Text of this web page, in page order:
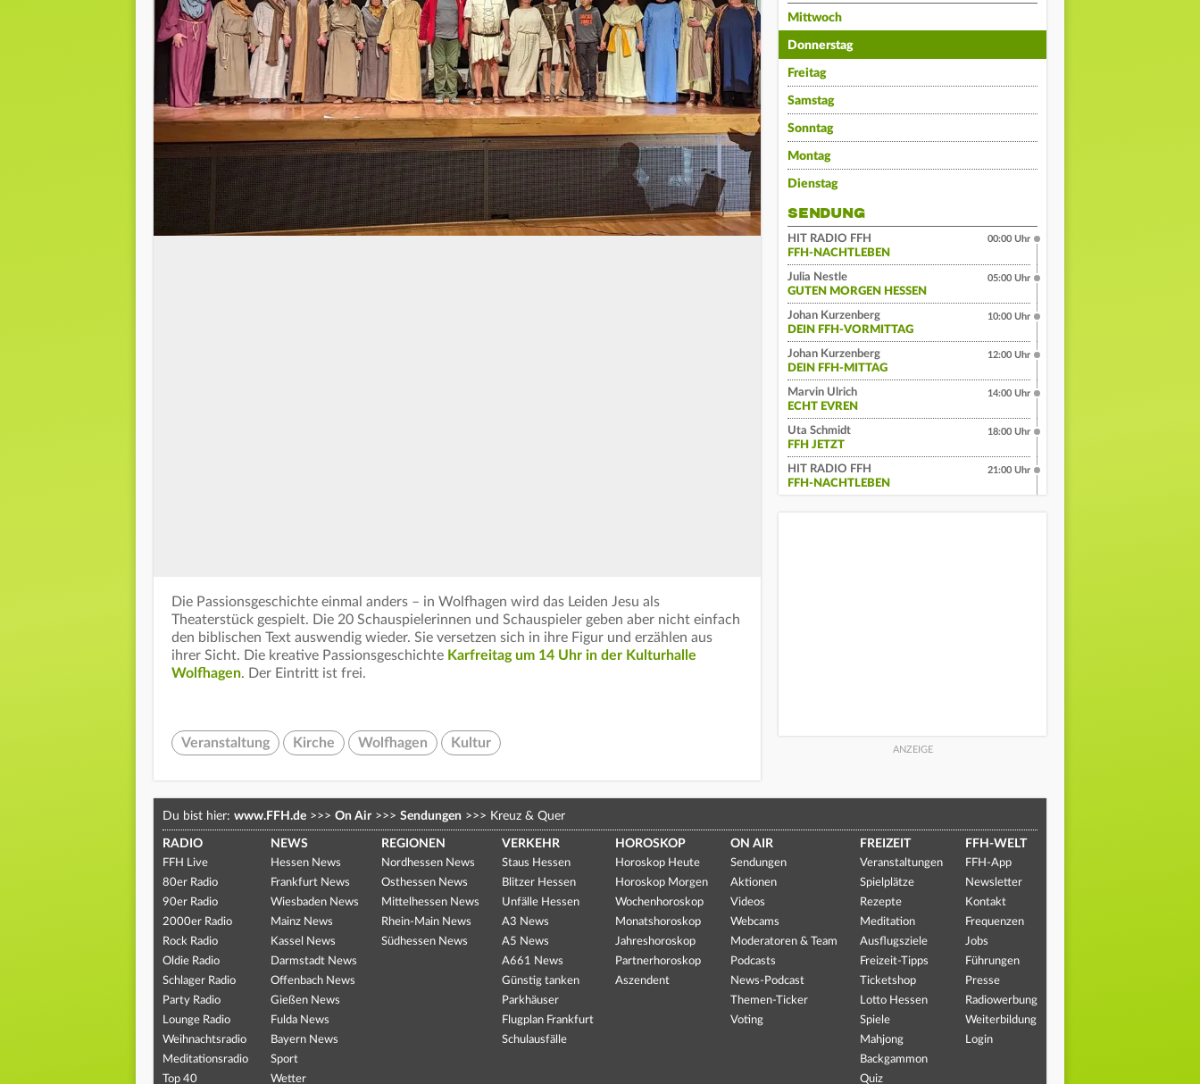
Die Passionsgeschichte einmal anders – in Wolfhagen wird das Leiden Jesu als
Theaterstück gespielt. Die 20 Schauspielerinnen und Schauspieler geben aber nicht einfach
den biblischen Text auswendig wieder. Sie versetzen sich in ihre Figur und erzählen aus
ihrer Sicht. Die kreative Passionsgeschichte Karfreitag um 14 Uhr in der Kulturhalle
Wolfhagen. Der Eintritt ist frei.
Veranstaltung Kirche Wolfhagen Kultur
Mittwoch
Donnerstag
Freitag
Samstag
Sonntag
Montag
Dienstag
SENDUNG
HIT RADIO FFH
FFH-NACHTLEBEN
00:00 Uhr
Julia Nestle
GUTEN MORGEN HESSEN
05:00 Uhr
Johan Kurzenberg
DEIN FFH-VORMITTAG
10:00 Uhr
Johan Kurzenberg
DEIN FFH-MITTAG
12:00 Uhr
Marvin Ulrich
ECHT EVREN
14:00 Uhr
Uta Schmidt
FFH JETZT
18:00 Uhr
HIT RADIO FFH
FFH-NACHTLEBEN
21:00 Uhr
Du bist hier: www.FFH.de >>> On Air >>> Sendungen >>> Kreuz & Quer
RADIO
FFH Live
80er Radio
90er Radio
2000er Radio
Rock Radio
Oldie Radio
Schlager Radio
Party Radio
Lounge Radio
Weihnachtsradio
Meditationsradio
Top 40
NEWS
Hessen News
Frankfurt News
Wiesbaden News
Mainz News
Kassel News
Darmstadt News
Offenbach News
Gießen News
Fulda News
Bayern News
Sport
Wetter
REGIONEN
Nordhessen News
Osthessen News
Mittelhessen News
Rhein-Main News
Südhessen News
VERKEHR
Staus Hessen
Blitzer Hessen
Unfälle Hessen
A3 News
A5 News
A661 News
Günstig tanken
Parkhäuser
Flugplan Frankfurt
Schulausfälle
HOROSKOP
Horoskop Heute
Horoskop Morgen
Wochenhoroskop
Monatshoroskop
Jahreshoroskop
Partnerhoroskop
Aszendent
ON AIR
Sendungen
Aktionen
Videos
Webcams
Moderatoren & Team
Podcasts
News-Podcast
Themen-Ticker
Voting
FREIZEIT
Veranstaltungen
Spielplätze
Rezepte
Meditation
Ausflugsziele
Freizeit-Tipps
Ticketshop
Lotto Hessen
Spiele
Mahjong
Backgammon
Quiz
FFH-WELT
FFH-App
Newsletter
Kontakt
Frequenzen
Jobs
Führungen
Presse
Radiowerbung
Weiterbildung
Login